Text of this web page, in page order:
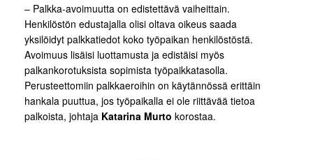
– Palkka-avoimuutta on edistettävä vaiheittain.
Henkilöstön edustajalla olisi oltava oikeus saada
yksilöidyt palkkatiedot koko työpaikan henkilöstöstä.
Avoimuus lisäisi luottamusta ja edistäisi myös
palkankorotuksista sopimista työpaikkatasolla.
Perusteettomiin palkkaeroihin on käytännössä erittäin
hankala puuttua, jos työpaikalla ei ole riittävää tietoa
palkoista, johtaja Katarina Murto korostaa.